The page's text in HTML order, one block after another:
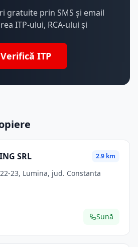
gratuite prin SMS și email
ITP-ului, RCA-ului și
Verifică ITP
SRL 2.9 km
23, Lumina, jud. Constanta
Sună